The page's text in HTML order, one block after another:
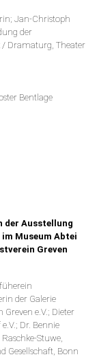
Jan-Christoph
der
/ Dramaturg, Theater
Bentlage
der Ausstellung
im Museum Abtei
Greven
der Galerie
e.V.; Dieter
Dr. Bennie
Stuwe,
Gesellschaft, Bonn